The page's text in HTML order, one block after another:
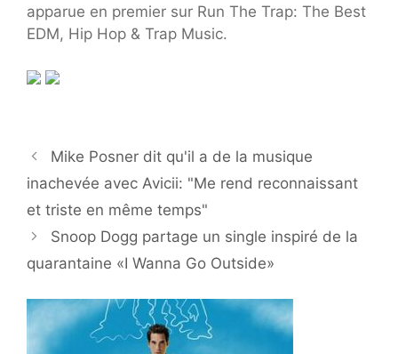
apparue en premier sur Run The Trap: The Best
EDM, Hip Hop & Trap Music.
Mike Posner dit qu'il a de la musique
inachevée avec Avicii: "Me rend reconnaissant
et triste en même temps"
Snoop Dogg partage un single inspiré de la
quarantaine «I Wanna Go Outside»